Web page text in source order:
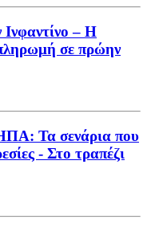
Ινφαντίνο – Η
σε πρώην
Τα σενάρια που
- Στο τραπέζι